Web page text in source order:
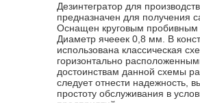
Дезинтегратор для
предназначен для получения
Оснащен круговым пробивным
Диаметр ячееек 0,8 мм. В
использована классическая
горизонтально
достоинствам данной схемы
следует отнести надежность,
простоту обслуживания в